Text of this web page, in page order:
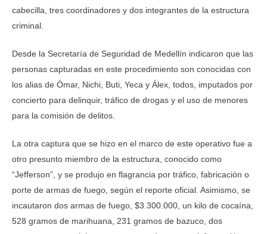
cabecilla, tres coordinadores y dos integrantes de la estructura
criminal.
Desde la Secretaría de Seguridad de Medellín indicaron que las
personas capturadas en este procedimiento son conocidas con
los alias de Ómar, Nichi, Buti, Yeca y Álex, todos, imputados por
concierto para delinquir, tráfico de drogas y el uso de menores
para la comisión de delitos.
La otra captura que se hizo en el marco de este operativo fue a
otro presunto miembro de la estructura, conocido como
“Jefferson”, y se produjo en flagrancia por tráfico, fabricación o
porte de armas de fuego, según el reporte oficial. Asimismo, se
incautaron dos armas de fuego, $3.300.000, un kilo de cocaína,
528 gramos de marihuana, 231 gramos de bazuco, dos